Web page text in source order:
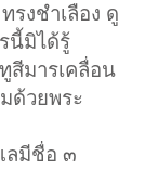
รงชำเลือง ดู
นี้มิได้รู้
สีมารเคลื่อน
ด้วยพระ
ลมีชื่อ ๓